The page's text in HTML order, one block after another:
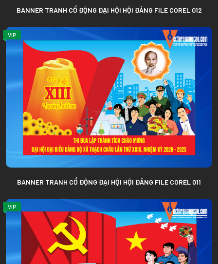
BANNER TRANH CỔ ĐỘNG ĐẠI HỘI HỘI ĐẢNG FILE COREL 012
VIP
BANNER TRANH CỔ ĐỘNG ĐẠI HỘI HỘI ĐẢNG FILE COREL 011
VIP